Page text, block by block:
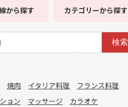
から探す カテゴリーから探す
検索
焼肉 イタリア料理
フランス料理
ョン マッサージ
カラオケ